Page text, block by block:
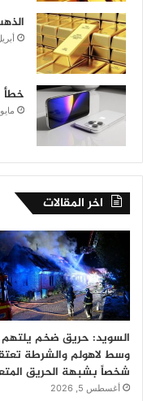
أبريل 19,
خطأ
مايو 9, 2023
اخر المقالات
السويد: حريق ضخم يلتهم
وسط لاهولم والشرطة
شخصاً بشبهة الحريق
أغسطس 5, 2026